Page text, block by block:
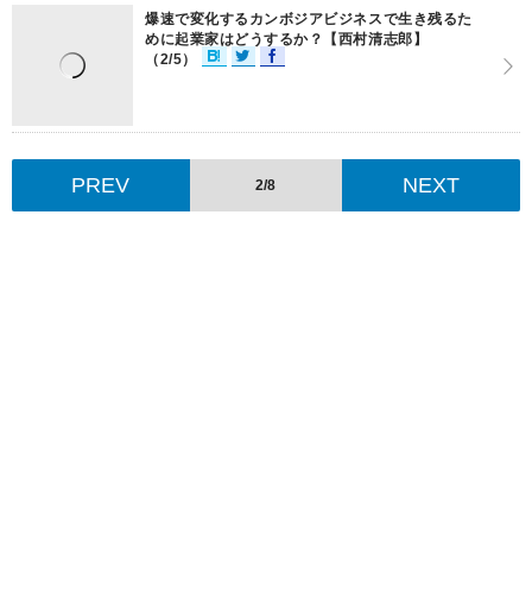
爆速で変化するカンボジアビジネスで生き残るた
めに起業家はどうするか？【西村清志郎】
（2/5）
PREV 2/8 NEXT